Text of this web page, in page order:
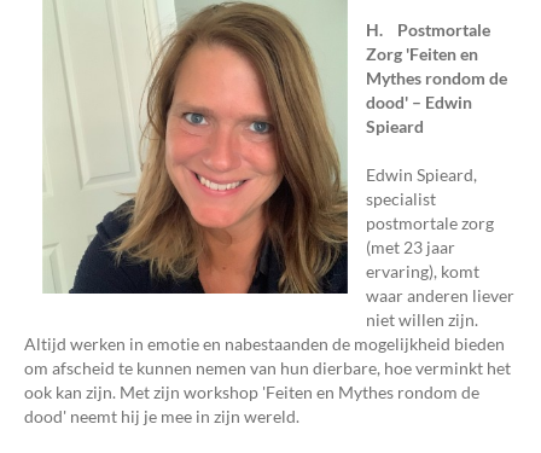
H. Postmortale
Zorg 'Feiten en
Mythes rondom de
dood' – Edwin
Spieard
Edwin Spieard,
specialist
postmortale zorg
(met 23 jaar
ervaring), komt
waar anderen liever
niet willen zijn.
Altijd werken in emotie en nabestaanden de mogelijkheid bieden
om afscheid te kunnen nemen van hun dierbare, hoe verminkt het
ook kan zijn. Met zijn workshop 'Feiten en Mythes rondom de
dood' neemt hij je mee in zijn wereld.